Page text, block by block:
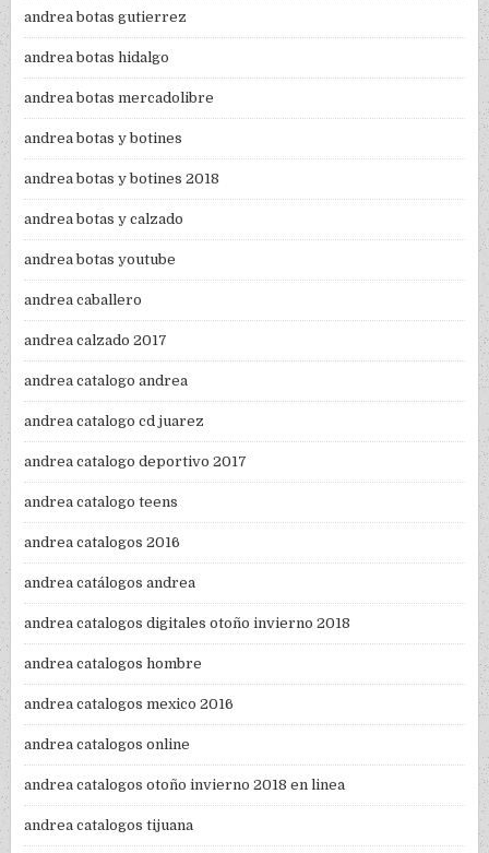
andrea botas gutierrez
andrea botas hidalgo
andrea botas mercadolibre
andrea botas y botines
andrea botas y botines 2018
andrea botas y calzado
andrea botas youtube
andrea caballero
andrea calzado 2017
andrea catalogo andrea
andrea catalogo cd juarez
andrea catalogo deportivo 2017
andrea catalogo teens
andrea catalogos 2016
andrea catálogos andrea
andrea catalogos digitales otoño invierno 2018
andrea catalogos hombre
andrea catalogos mexico 2016
andrea catalogos online
andrea catalogos otoño invierno 2018 en linea
andrea catalogos tijuana